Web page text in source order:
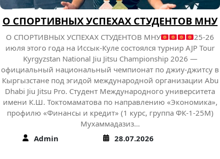
философии и старший преподаватель кафедры экономики
и финансов Карагулова Айназ Ильясовна успешно
с 15 по 26 июня 2026 года программу краткосрочной
академической мобильности преподавателей в
26 академических часов по направлениям 38.04.02
Менеджмент, 44.04.02 Психолого- педагогическое
образование по проекту «Коммуникационные риски
образовательных организаций: управленческий,
экономический, педагогический аспекты» на…
29.06.2026